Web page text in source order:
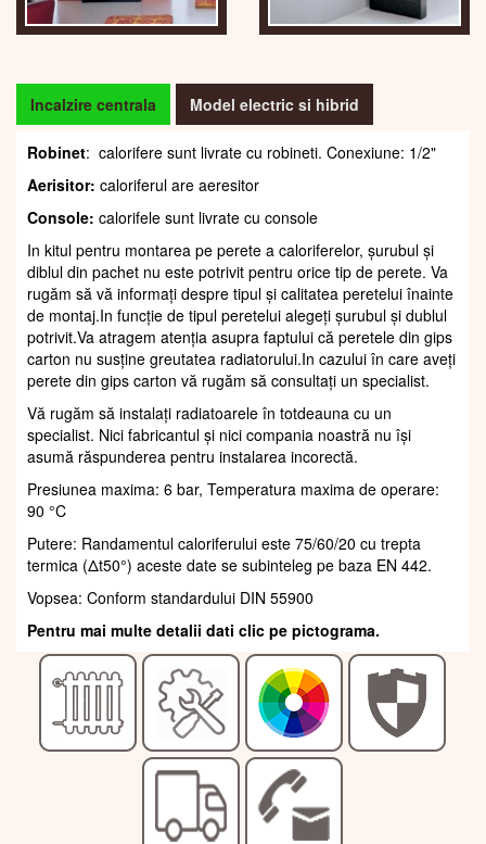
Incalzire centrala Model electric si hibrid
Robinet: calorifere sunt livrate cu robineti. Conexiune: 1/2"
Aerisitor: caloriferul are aeresitor
Console: calorifele sunt livrate cu console
In kitul pentru montarea pe perete a caloriferelor, șurubul și
diblul din pachet nu este potrivit pentru orice tip de perete. Va
rugăm să vă informați despre tipul și calitatea peretelui înainte
de montaj.In funcție de tipul peretelui alegeți șurubul și dublul
potrivit.Va atragem atenția asupra faptului că peretele din gips
carton nu susține greutatea radiatorului.In cazului în care aveți
perete din gips carton vă rugăm să consultați un specialist.
Vă rugăm să instalați radiatoarele în totdeauna cu un
specialist. Nici fabricantul și nici compania noastră nu își
asumă răspunderea pentru instalarea incorectă.
Presiunea maxima: 6 bar, Temperatura maxima de operare:
90 °C
Putere: Randamentul caloriferului este 75/60/20 cu trepta
termica (Δt50°) aceste date se subinteleg pe baza EN 442.
Vopsea: Conform standardului DIN 55900
Pentru mai multe detalii dati clic pe pictograma.